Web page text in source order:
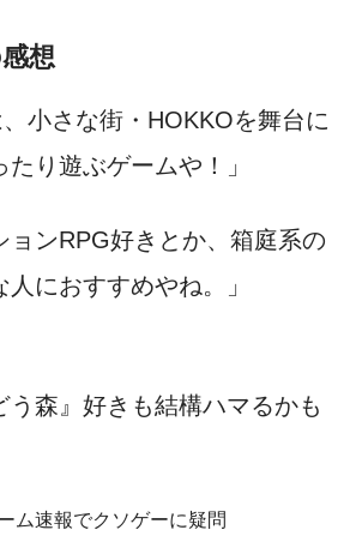
想
、小さな街・HOKKOを舞台に
り遊ぶゲームや！」
ョンRPG好きとか、箱庭系の
におすすめやね。」
う森』好きも結構ハマるかも